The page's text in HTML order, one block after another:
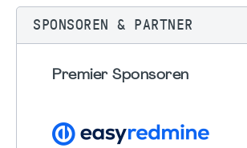
SPONSOREN & PARTNER
Premier Sponsoren